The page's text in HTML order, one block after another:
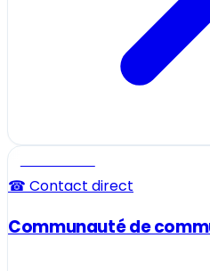
☎ Contact direct
Communauté de